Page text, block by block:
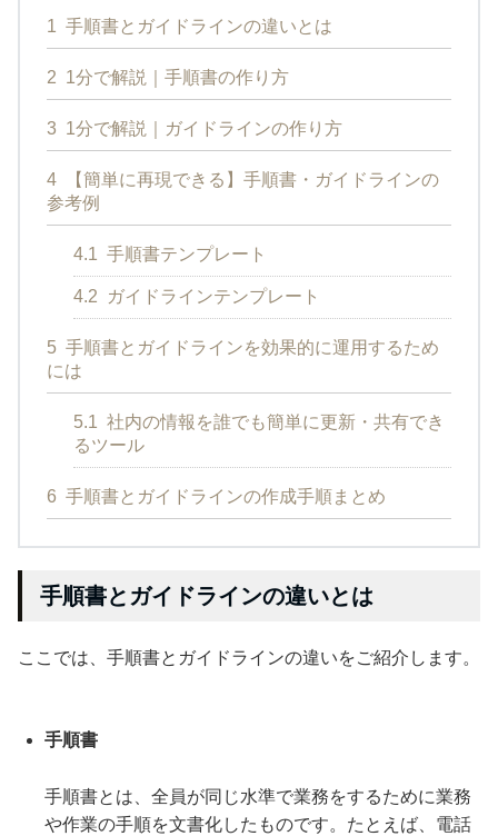
1 手順書とガイドラインの違いとは
2 1分で解説｜手順書の作り方
3 1分で解説｜ガイドラインの作り方
4
【簡単に再現できる】手順書・ガイドラインの
参考例
4.1 手順書テンプレート
4.2 ガイドラインテンプレート
5 手順書とガイドラインを効果的に運用するため
には
5.1 社内の情報を誰でも簡単に更新・共有でき
るツール
6 手順書とガイドラインの作成手順まとめ
手順書とガイドラインの違いとは
ここでは、手順書とガイドラインの違いをご紹介します。
手順書
手順書とは、全員が同じ水準で業務をするために業務
や作業の手順を文書化したものです。たとえば、電話